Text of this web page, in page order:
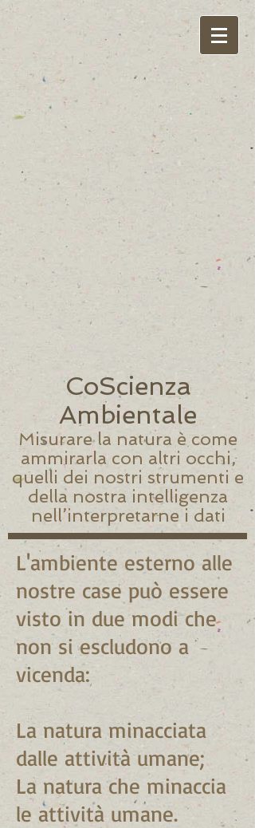
CoScienza
Ambientale
Misurare la natura è come
ammirarla con altri occhi,
quelli dei nostri strumenti e
della nostra intelligenza
nell’interpretarne i dati
L'ambiente esterno alle
nostre case può essere
visto in due modi che
non si escludono a
vicenda:
La natura minacciata
dalle attività umane;
La natura che minaccia
le attività umane.